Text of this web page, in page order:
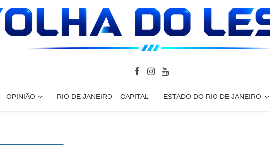
OPINIÃO RIO DE JANEIRO – CAPITAL ESTADO DO RIO DE JANEIRO